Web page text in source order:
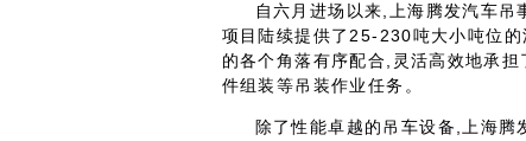
自六月进场以来,上海腾发汽车
项目陆续提供了25-230吨大小吨位
的各个角落有序配合,灵活高效地承
件组装等吊装作业任务。
除了性能卓越的吊车设备,上海腾